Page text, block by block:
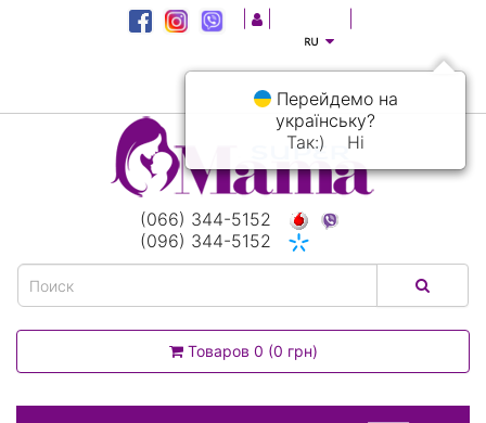
(066) 344-5152
(096) 344-5152
Товаров 0 (0 грн)
Перейдемо на
українську?
Так:)
Ні